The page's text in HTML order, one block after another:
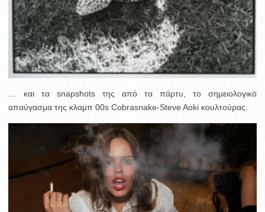
… και τα snapshots της από τα πάρτυ, το σημειολογικό
απαύγασμα της κλαμπ 00s Cobrasnake-Steve Aoki κουλτούρας.